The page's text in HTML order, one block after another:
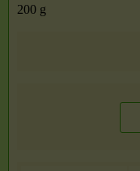
200 g